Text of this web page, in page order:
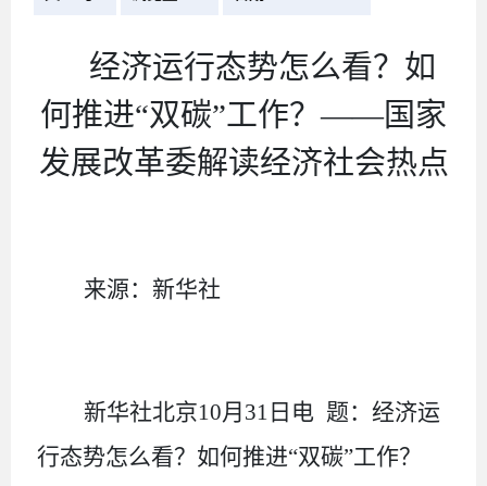
经济运行态势怎么看？如
何推进“双碳”工作？——国家
发展改革委解读经济社会热点
来源：新华社
新华社北京10月 31 日电 题：经济运
行态势怎么看？如何推进“双碳”工作？